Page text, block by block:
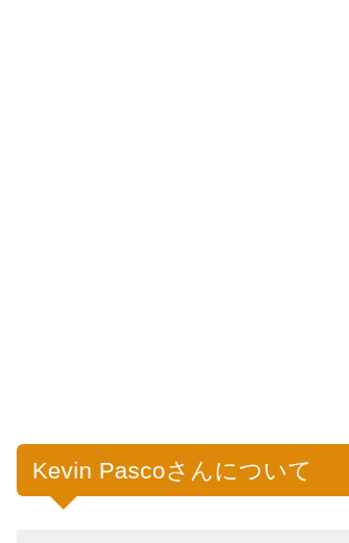
Kevin Pascoさんについて